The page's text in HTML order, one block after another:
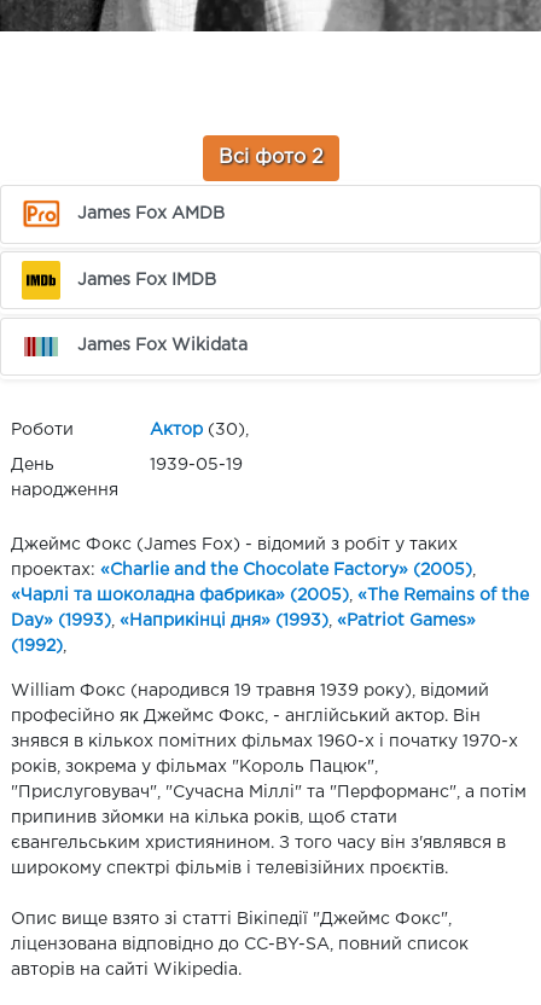
Всі фото 2
James Fox AMDB
James Fox IMDB
James Fox Wikidata
Роботи Актор (30),
День
народження
1939-05-19
Джеймс Фокс (James Fox) - відомий з робіт у таких
проектах: «Charlie and the Chocolate Factory» (2005)
«Чарлі та шоколадна фабрика» (2005) «The Remains of the
Day» (1993) «Наприкінці дня» (1993) «Patriot Games»
(1992)
William Фокс (народився 19 травня 1939 року), відомий
професійно як Джеймс Фокс, - англійський актор. Він
знявся в кількох помітних фільмах 1960-х і початку 1970-х
років, зокрема у фільмах "Король Пацюк",
"Прислуговувач", "Сучасна Міллі" та "Перформанс", а потім
припинив зйомки на кілька років, щоб стати
євангельським християнином. З того часу він з'являвся в
широкому спектрі фільмів і телевізійних проєктів.
Опис вище взято зі статті Вікіпедії "Джеймс Фокс",
ліцензована відповідно до CC-BY-SA, повний список
авторів на сайті Wikipedia.